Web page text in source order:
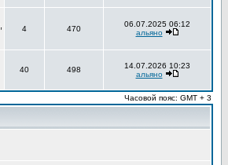
4 470
06.07.2025 06:12
альяно
40 498
14.07.2026 10:23
альяно
Часовой пояс: GMT + 3